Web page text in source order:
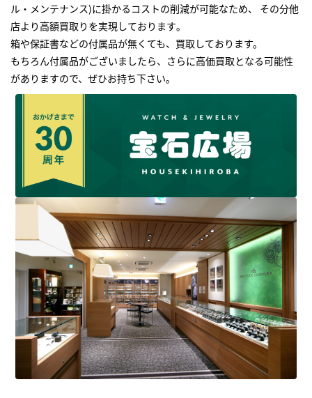
ル・メンテナンス)に掛かるコストの削減が可能なため、 その分他
店より高額買取りを実現しております｡
箱や保証書などの付属品が無くても、買取しております。
もちろん付属品がございましたら、さらに高価買取となる可能性
がありますので、ぜひお持ち下さい｡